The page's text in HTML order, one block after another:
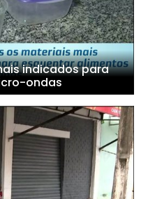
indicados para
ondas